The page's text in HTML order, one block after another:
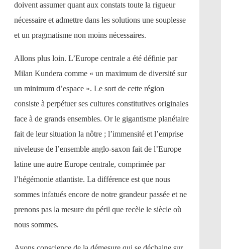
doivent assumer quant aux constats toute la rigueur
nécessaire et admettre dans les solutions une souplesse
et un pragmatisme non moins nécessaires.
Allons plus loin. L’Europe centrale a été définie par
Milan Kundera comme « un maximum de diversité sur
un minimum d’espace ». Le sort de cette région
consiste à perpétuer ses cultures constitutives originales
face à de grands ensembles. Or le gigantisme planétaire
fait de leur situation la nôtre ; l’immensité et l’emprise
niveleuse de l’ensemble anglo-saxon fait de l’Europe
latine une autre Europe centrale, comprimée par
l’hégémonie atlantiste. La différence est que nous
sommes infatués encore de notre grandeur passée et ne
prenons pas la mesure du péril que recèle le siècle où
nous sommes.